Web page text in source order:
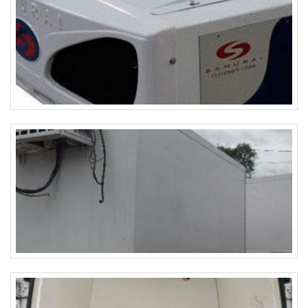
reduzir a perda de calor e proteger os operadores. -
Queimadores: Isolamento térmico nos queimadores para
reduzir a perda de calor e melhorar a eficiência da
combustão. - Tubulações de água: Isolamento térmico em
tubulações de água para prevenir a perda de calor e
reduzir o risco de congelamento.